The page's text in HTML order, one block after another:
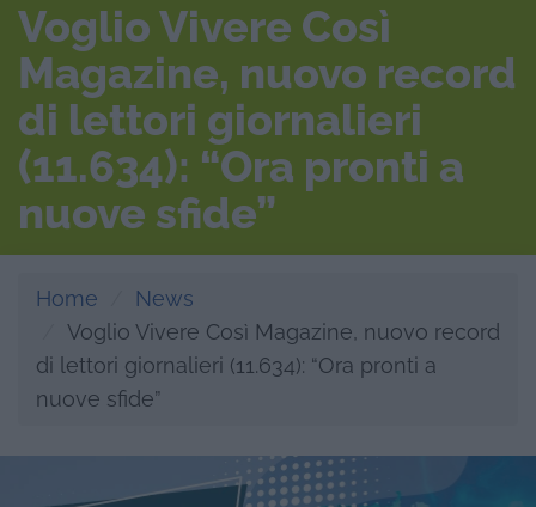
Voglio Vivere Così
Magazine, nuovo record
di lettori giornalieri
(11.634): “Ora pronti a
nuove sfide”
Home
News
Voglio Vivere Così Magazine, nuovo record
di lettori giornalieri (11.634): “Ora pronti a
nuove sfide”